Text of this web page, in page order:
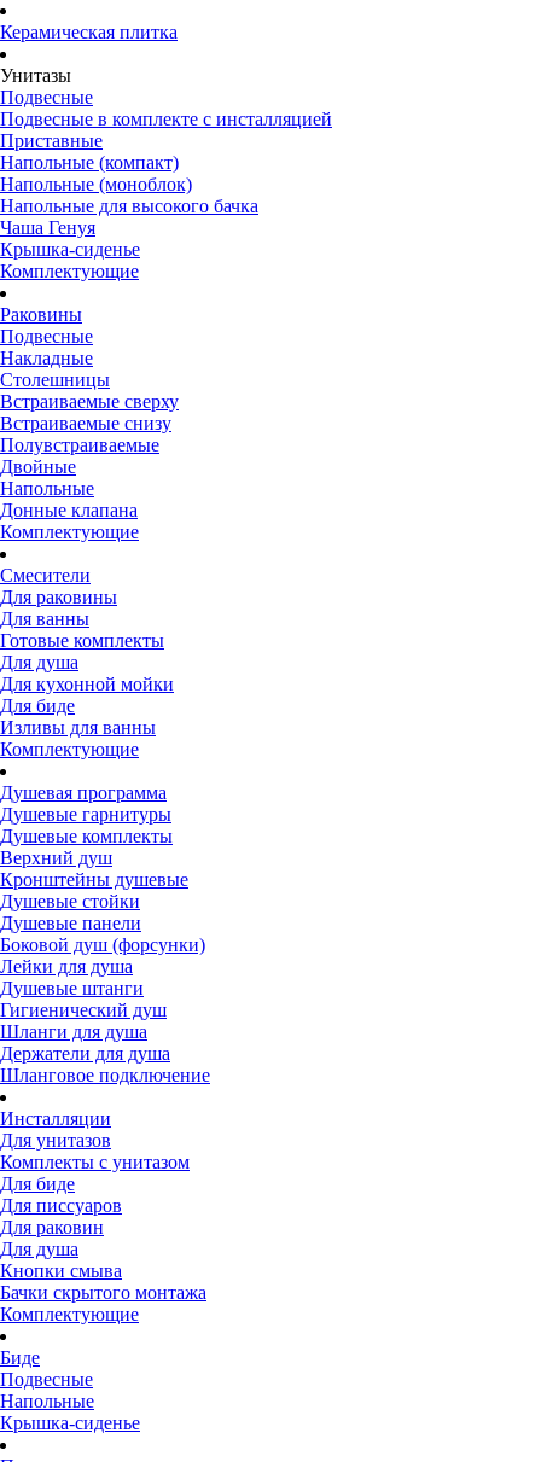
Керамическая плитка
Унитазы
Подвесные
Подвесные в комплекте с инсталляцией
Приставные
Напольные (компакт)
Напольные (моноблок)
Напольные для высокого бачка
Чаша Генуя
Крышка-сиденье
Комплектующие
Раковины
Подвесные
Накладные
Столешницы
Встраиваемые сверху
Встраиваемые снизу
Полувстраиваемые
Двойные
Напольные
Донные клапана
Комплектующие
Смесители
Для раковины
Для ванны
Готовые комплекты
Для душа
Для кухонной мойки
Для биде
Изливы для ванны
Комплектующие
Душевая программа
Душевые гарнитуры
Душевые комплекты
Верхний душ
Кронштейны душевые
Душевые стойки
Душевые панели
Боковой душ (форсунки)
Лейки для душа
Душевые штанги
Гигиенический душ
Шланги для душа
Держатели для душа
Шланговое подключение
Инсталляции
Для унитазов
Комплекты с унитазом
Для биде
Для писсуаров
Для раковин
Для душа
Кнопки смыва
Бачки скрытого монтажа
Комплектующие
Биде
Подвесные
Напольные
Крышка-сиденье